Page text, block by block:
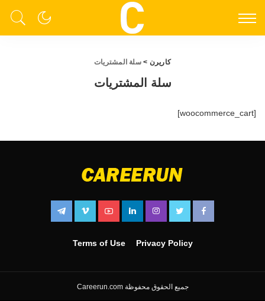
كاريرن >سلة المشتريات
سلة المشتريات
[woocommerce_cart]
Privacy Policy
Terms of Use
جميع الحقوق محفوظة Careerun.com